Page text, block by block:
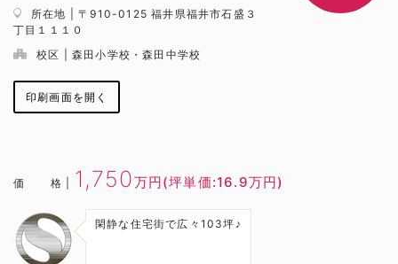
所在地 | 〒910-0125 福井県福井市石盛３
丁目１１１０
校区 | 森田小学校・森田中学校
印刷画面を開く
価格 1,750万円(坪単価:16.9万円)
閑静な住宅街で広々103坪♪